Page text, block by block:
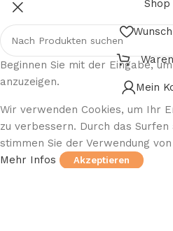
Beginnen Sie mit der Eingabe,
anzuzeigen.
Shop
Mein
Wir verwenden Cookies, um Ihr
zu verbessern. Durch das Surfen
stimmen Sie der Verwendung
Mehr Infos
Akzeptieren